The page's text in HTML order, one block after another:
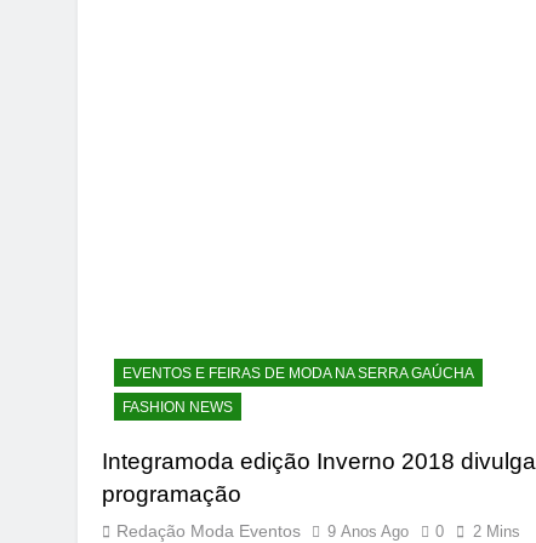
EVENTOS E FEIRAS DE MODA NA SERRA GAÚCHA
FASHION NEWS
Integramoda edição Inverno 2018 divulga
programação
Redação Moda Eventos 9 Anos Ago 0 2 Mins